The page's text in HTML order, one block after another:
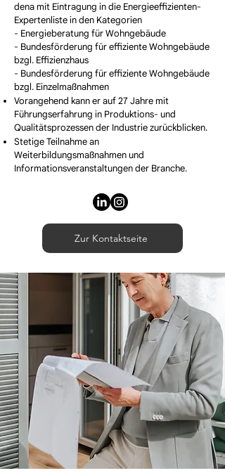
dena mit Eintragung in die Energieeffizienten-
Expertenliste in den Kategorien
- Energieberatung für Wohngebäude
- Bundesförderung für effiziente Wohngebäude
bzgl. Effizienzhaus
- Bundesförderung für effiziente Wohngebäude
bzgl. Einzelmaßnahmen
Vorangehend kann er auf 27 Jahre mit
Führungserfahrung in Produktions- und
Qualitätsprozessen der Industrie zurückblicken.
Stetige Teilnahme an
Weiterbildungsmaßnahmen und
Informationsveranstaltungen der Branche.
Zur Kontaktseite